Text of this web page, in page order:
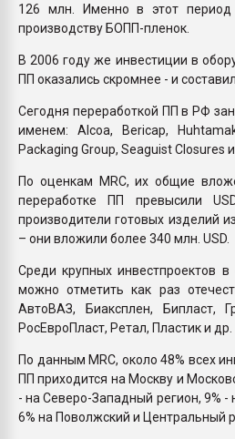
126 млн. Именно в этот период
производству БОПП-пленок.
В 2006 году же инвестиции в
ПП оказались скромнее - и
Сегодня переработкой ПП в РФ
именем: Alcoa, Bericap,
Packaging Group, Seaguist Closures и
По оценкам MRC, их общие
переработке ПП превысили
производители готовых изделий
– они вложили более 340 млн. USD.
Среди крупных инвестпроектов
можно отметить как раз
АвтоВАЗ, Биаксплен, Бипласт,
РосЕвроПласт, Ретал, Пластик и др.
По данным MRC, около 48% всех
ПП приходится на Москву и
- на Северо-Западный регион, 9%
6% на Поволжский и Центральный